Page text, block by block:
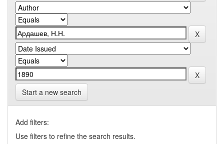
Start a new search
Add filters:
Use filters to refine the search results.